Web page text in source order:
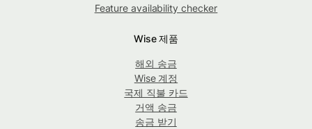
Feature availability checker
Wise 제품
해외 송금
Wise 계정
국제 직불 카드
거액 송금
송금 받기